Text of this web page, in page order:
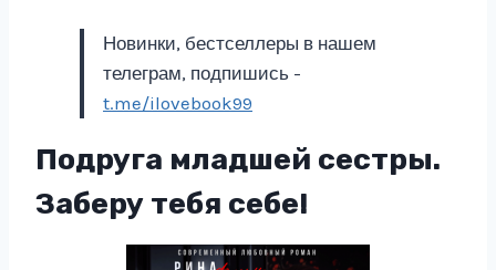
Новинки, бестселлеры в нашем
телеграм, подпишись -
t.me/ilovebook99
Подруга младшей сестры.
Заберу тебя себе!